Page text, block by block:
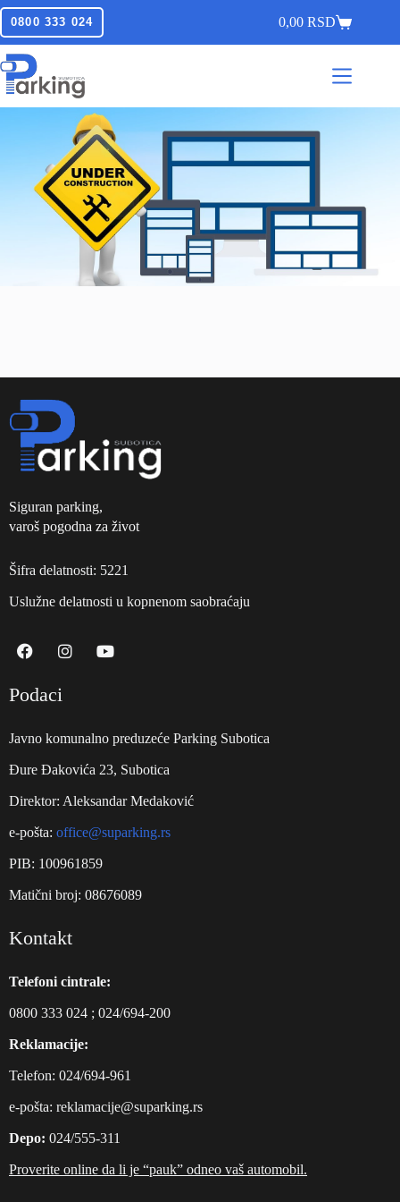
0800 333 024 0,00RSD
Siguran parking,
varoš pogodna za život
Šifra delatnosti: 5221
Uslužne delatnosti u kopnenom saobraćaju
Podaci
Javno komunalno preduzeće Parking Subotica
Đure Đakovića 23, Subotica
Direktor: Aleksandar Medaković
e-pošta: office@suparking.rs
PIB: 100961859
Matični broj: 08676089
Kontakt
Telefoni cintrale:
0800 333 024 ; 024/694-200
Reklamacije:
Telefon: 024/694-961
е-pošta: reklamacije@suparking.rs
Depo: 024/555-311
Proverite online da li je “pauk” odneo vaš automobil.